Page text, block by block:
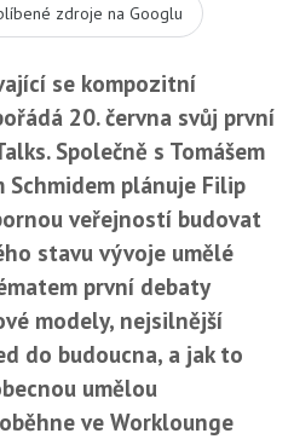
zdroje na Googlu
se kompozitní
20. června svůj první
Společně s Tomášem
plánuje Filip
veřejností budovat
stavu vývoje umělé
první debaty
modely, nejsilnější
do budoucna, a jak to
umělou
ve Worklounge